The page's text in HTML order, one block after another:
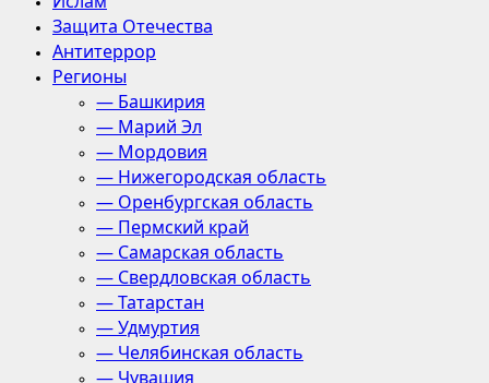
Защита Отечества
Антитеррор
Регионы
— Башкирия
— Марий Эл
— Мордовия
— Нижегородская область
— Оренбургская область
— Пермский край
— Самарская область
— Свердловская область
— Татарстан
— Удмуртия
— Челябинская область
— Чувашия